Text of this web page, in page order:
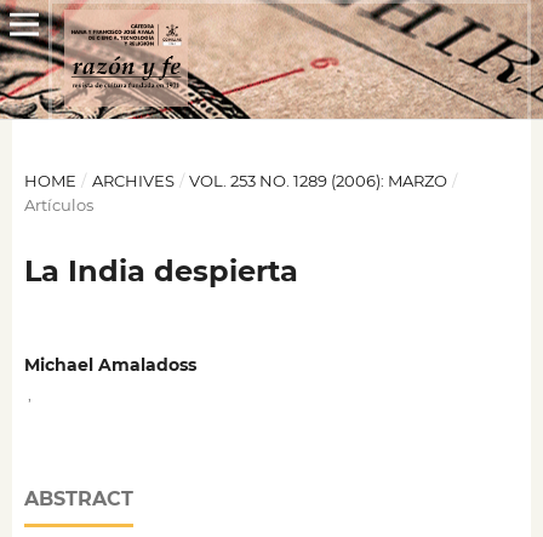
HOME / ARCHIVES / VOL. 253 NO. 1289 (2006): MARZO /
Artículos
La India despierta
Michael Amaladoss
ABSTRACT